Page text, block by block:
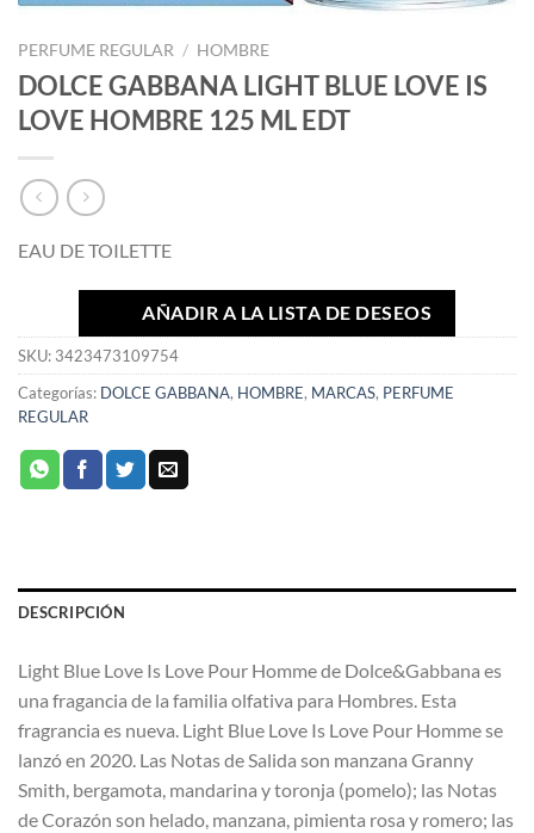
PERFUME REGULAR / HOMBRE
DOLCE GABBANA LIGHT BLUE LOVE IS
LOVE HOMBRE 125 ML EDT
EAU DE TOILETTE
AÑADIR A LA LISTA DE DESEOS
SKU: 3423473109754
Categorías: DOLCE GABBANA, HOMBRE, MARCAS, PERFUME
REGULAR
DESCRIPCIÓN
Light Blue Love Is Love Pour Homme de Dolce&Gabbana es
una fragancia de la familia olfativa para Hombres. Esta
fragrancia es nueva. Light Blue Love Is Love Pour Homme se
lanzó en 2020. Las Notas de Salida son manzana Granny
Smith, bergamota, mandarina y toronja (pomelo); las Notas
de Corazón son helado, manzana, pimienta rosa y romero; las